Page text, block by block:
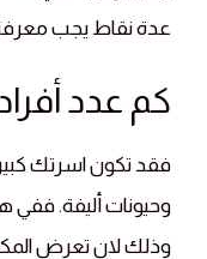
عدة نقاط يجب
كم عدد
فقد تكون اسرتك
وحيونات أليفة. ففي
وذلك لان تعرض